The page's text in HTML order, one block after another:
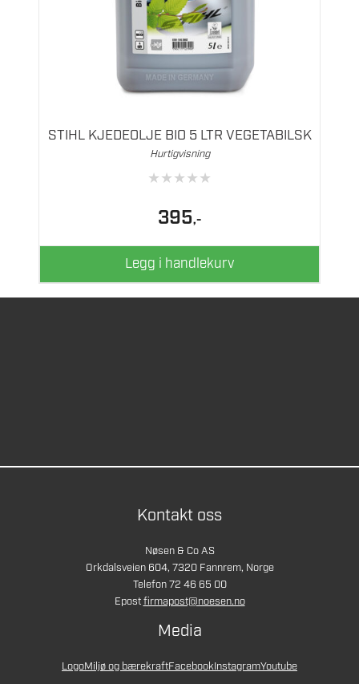
STIHL KJEDEOLJE BIO 5 LTR VEGETABILSK
Hurtigvisning
★★★★★
395,-
Legg i handlekurv
Kontakt oss
Nøsen & Co AS
Orkdalsveien 604, 7320 Fannrem, Norge
Telefon 72 46 65 00
Epostfirmapost@noesen.no
Media
LogoMiljø og bærekraftFacebookInstagramYoutube